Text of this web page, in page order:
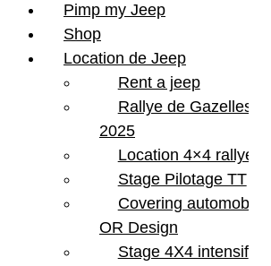
Pimp my Jeep
Shop
Location de Jeep
Rent a jeep
Rallye de Gazelles
2025
Location 4×4 rallye
Stage Pilotage TT
Covering automobile –
OR Design
Stage 4X4 intensif